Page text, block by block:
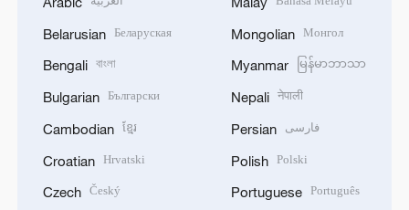
Belarusian Беларуская
Bengali বাংলা
Bulgarian Български
Cambodian ខ្មែរ
Croatian Hrvatski
Czech Český
Mongolian Монгол
Myanmar မြန်မာဘာသာ
Nepali नेपाली
Persian فارسی
Polish Polski
Portuguese Português